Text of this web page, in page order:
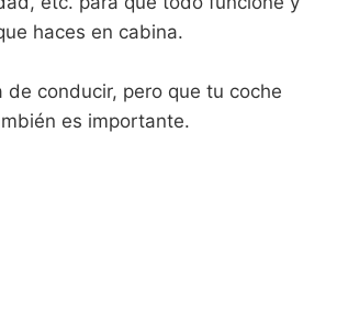
haces en cabina.
de conducir, pero que tu coche
es importante.